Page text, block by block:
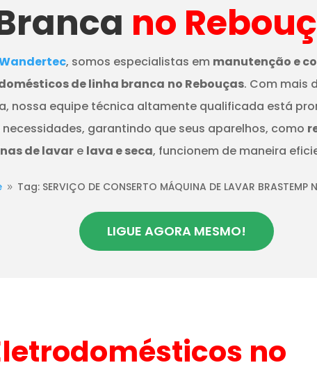
no
, somos especialistas em manutenção e
de linha branca no Rebouças. Com mais
nossa equipe técnica altamente qualificada está
necessidades, garantindo que seus aparelhos, como
de lavare lava e seca, funcionem de maneira
9 Tag: SERVIÇO DE CONSERTO MÁQUINA DE LAVAR BRASTEMP
LIGUE AGORA MESMO!
no